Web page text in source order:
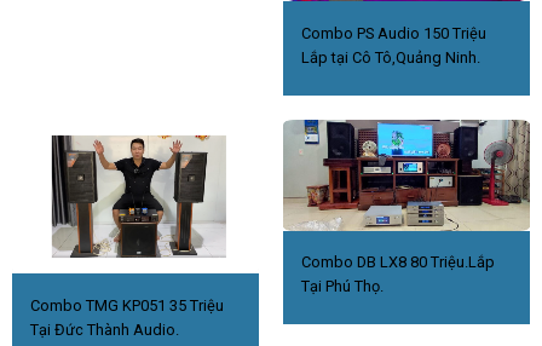
Combo PS Audio 150 Triệu
Lắp tại Cô Tô,Quảng Ninh.
Combo TMG KP051 35 Triệu
Tại Đức Thành Audio.
Combo DB LX8 80 Triệu.Lắp
Tại Phú Thọ.